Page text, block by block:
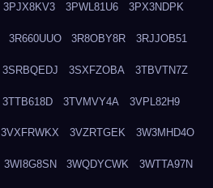
3PJX8KV3 3PWL81U6 3PX3NDPK
3R660UUO 3R8OBY8R 3RJJOB51
3SRBQEDJ 3SXFZOBA 3TBVTN7Z
3TTB618D 3TVMVY4A 3VPL82H9
3VXFRWKX 3VZRTGEK 3W3MHD4O
3WI8G8SN 3WQDYCWK 3WTTA97N